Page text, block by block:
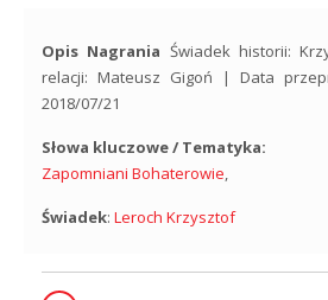
Opis Nagrania Świadek historii:
relacji: Mateusz Gigoń | Data
2018/07/21
Słowa kluczowe / Tematyka:
Zapomniani Bohaterowie,
Świadek: Leroch Krzysztof